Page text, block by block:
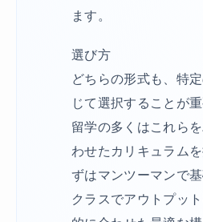
ます。
選び方
どちらの形式も、特
じて選択することが
留学の多くはこれら
わせたカリキュラム
ずはマンツーマンで
クラスでアウトプッ